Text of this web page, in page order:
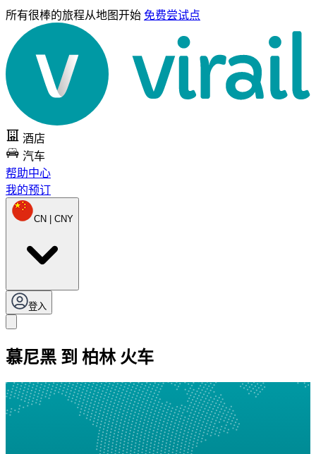
所有很棒的旅程从地图开始 免费尝试点
酒店
汽车
帮助中心
我的预订
CN | CNY
登入
慕尼黑 到 柏林 火车